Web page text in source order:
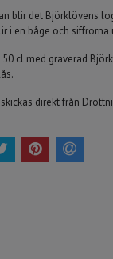
blir det Björklövens
i en båge och siffrorna
cl med graverad
direkt från